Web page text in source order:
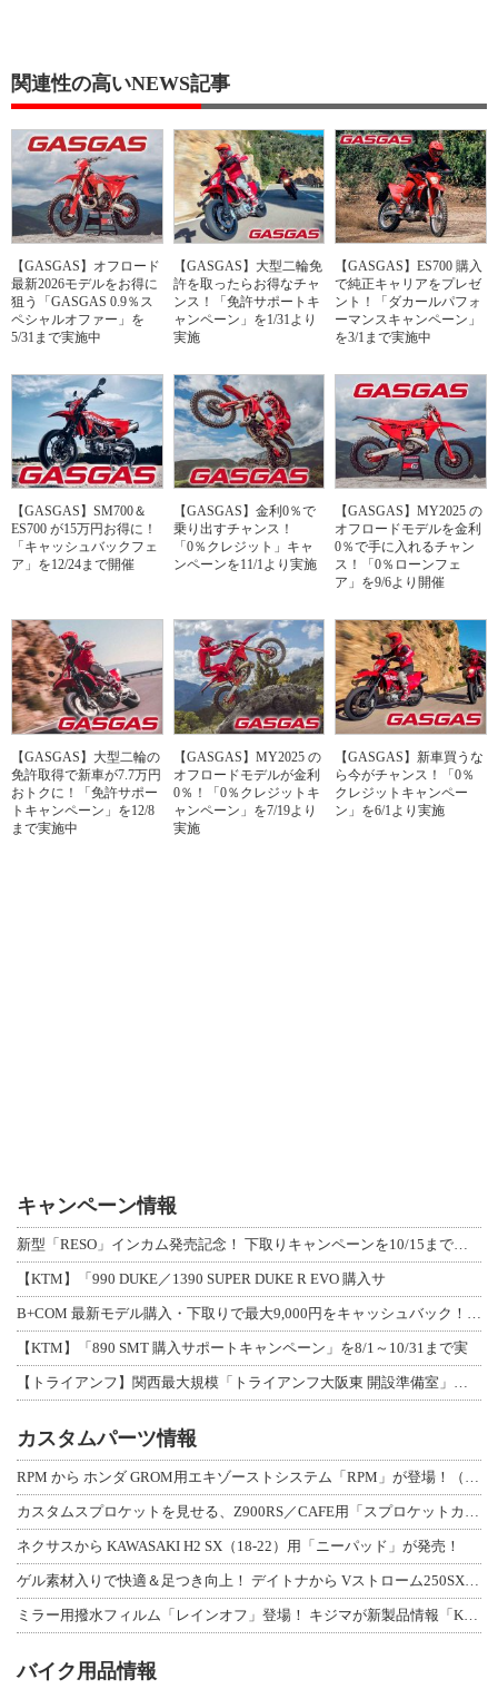
関連性の高いNEWS記事
【GASGAS】オフロード
最新2026モデルをお得に
狙う「GASGAS 0.9％ス
ペシャルオファー」を
5/31まで実施中
【GASGAS】大型二輪免
許を取ったらお得なチャ
ンス！「免許サポートキ
ャンペーン」を1/31より
実施
【GASGAS】ES700 購入
で純正キャリアをプレゼ
ント！「ダカールパフォ
ーマンスキャンペーン」
を3/1まで実施中
【GASGAS】SM700＆
ES700 が15万円お得に！
「キャッシュバックフェ
ア」を12/24まで開催
【GASGAS】金利0％で
乗り出すチャンス！
「0％クレジット」キャ
ンペーンを11/1より実施
【GASGAS】MY2025 の
オフロードモデルを金利
0％で手に入れるチャン
ス！「0％ローンフェ
ア」を9/6より開催
【GASGAS】大型二輪の
免許取得で新車が7.7万円
おトクに！「免許サポー
トキャンペーン」を12/8
まで実施中
【GASGAS】MY2025 の
オフロードモデルが金利
0％！「0％クレジットキ
ャンペーン」を7/19より
実施
【GASGAS】新車買うな
ら今がチャンス！「0％
クレジットキャンペー
ン」を6/1より実施
キャンペーン情報
【KTM】「990 DUKE／1390 SUPER DUKE R EVO 購入サ
【KTM】「890 SMT 購入サポートキャンペーン」を8/1～10/31まで実
カスタムパーツ情報
ネクサスから KAWASAKI H2 SX（18-22）用「ニーパッド」が発売！
バイク用品情報